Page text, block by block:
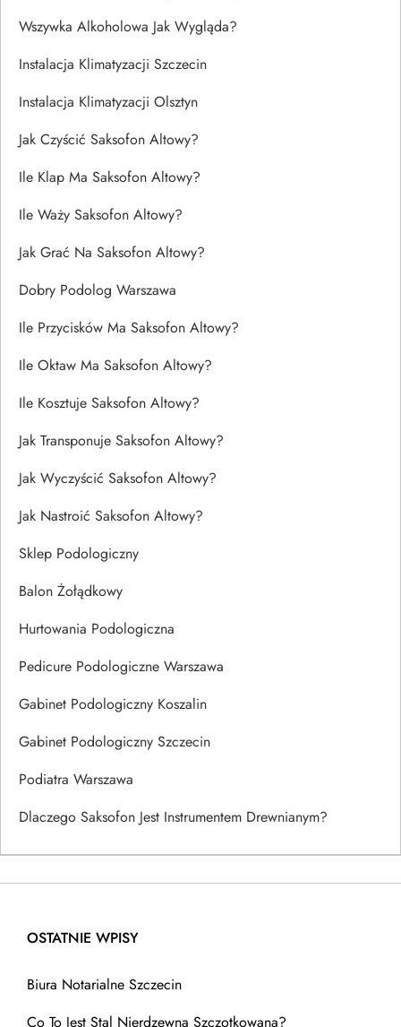
Wszywka Alkoholowa Jak Wygląda?
Instalacja Klimatyzacji Szczecin
Instalacja Klimatyzacji Olsztyn
Jak Czyścić Saksofon Altowy?
Ile Klap Ma Saksofon Altowy?
Ile Waży Saksofon Altowy?
Jak Grać Na Saksofon Altowy?
Dobry Podolog Warszawa
Ile Przycisków Ma Saksofon Altowy?
Ile Oktaw Ma Saksofon Altowy?
Ile Kosztuje Saksofon Altowy?
Jak Transponuje Saksofon Altowy?
Jak Wyczyścić Saksofon Altowy?
Jak Nastroić Saksofon Altowy?
Sklep Podologiczny
Balon Żołądkowy
Hurtowania Podologiczna
Pedicure Podologiczne Warszawa
Gabinet Podologiczny Koszalin
Gabinet Podologiczny Szczecin
Podiatra Warszawa
Dlaczego Saksofon Jest Instrumentem Drewnianym?
OSTATNIE WPISY
Biura Notarialne Szczecin
Co To Jest Stal Nierdzewna Szczotkowana?